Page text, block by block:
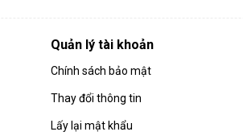
Quản lý tài khoản
Chính sách bảo mật
Thay đổi thông tin
Lấy lại mật khẩu